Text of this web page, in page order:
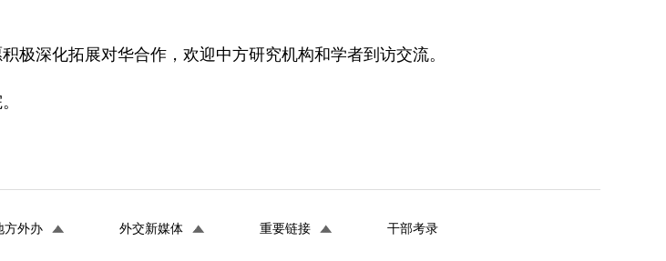
极深化拓展对华合作，欢迎中方研究机构和学者到访交流。
方外办 外交新媒体 重要链接 干部考录